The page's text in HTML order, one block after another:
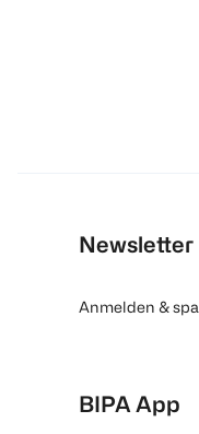
Newsletter
Anmelden &
BIPA App